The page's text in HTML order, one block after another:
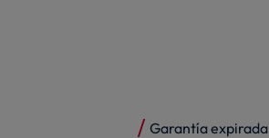
Garantía expirada